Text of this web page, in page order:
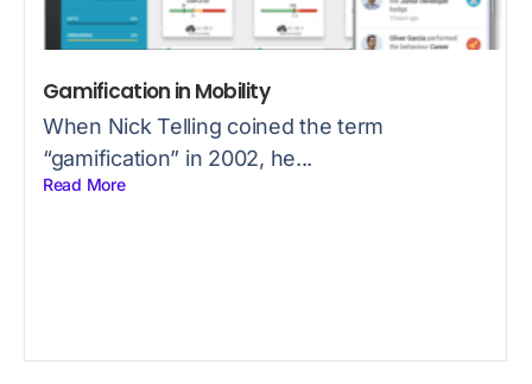
Gamification in Mobility
When Nick Telling coined the term
“gamification” in 2002, he...
Read More